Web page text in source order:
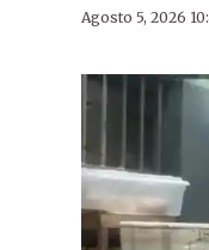
Agosto 5, 2026